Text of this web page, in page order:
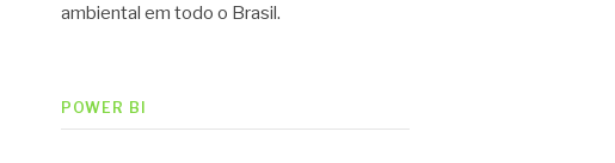
ambiental em todo o Brasil.
POWER BI